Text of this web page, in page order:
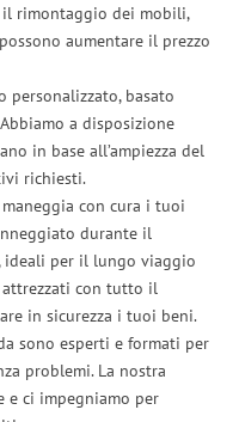
il rimontaggio dei mobili,
aumentare il prezzo
personalizzato, basato
a disposizione
in base all’ampiezza del
richiesti.
con cura i tuoi
durante il
ideali per il lungo viaggio
attrezzati con tutto il
in sicurezza i tuoi beni.
sono esperti e formati per
problemi. La nostra
e ci impegniamo per